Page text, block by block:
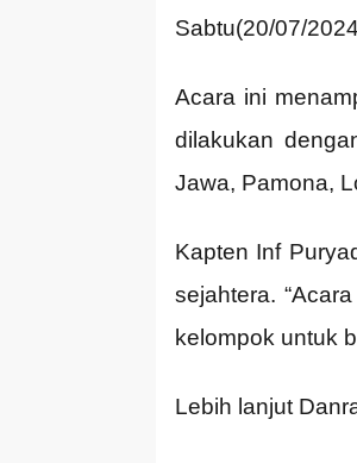
Sabtu(20/07/
Acara ini
dilakukan
Jawa, Pamona,
Kapten Inf
sejahtera.
kelompok untuk
Lebih lanjut